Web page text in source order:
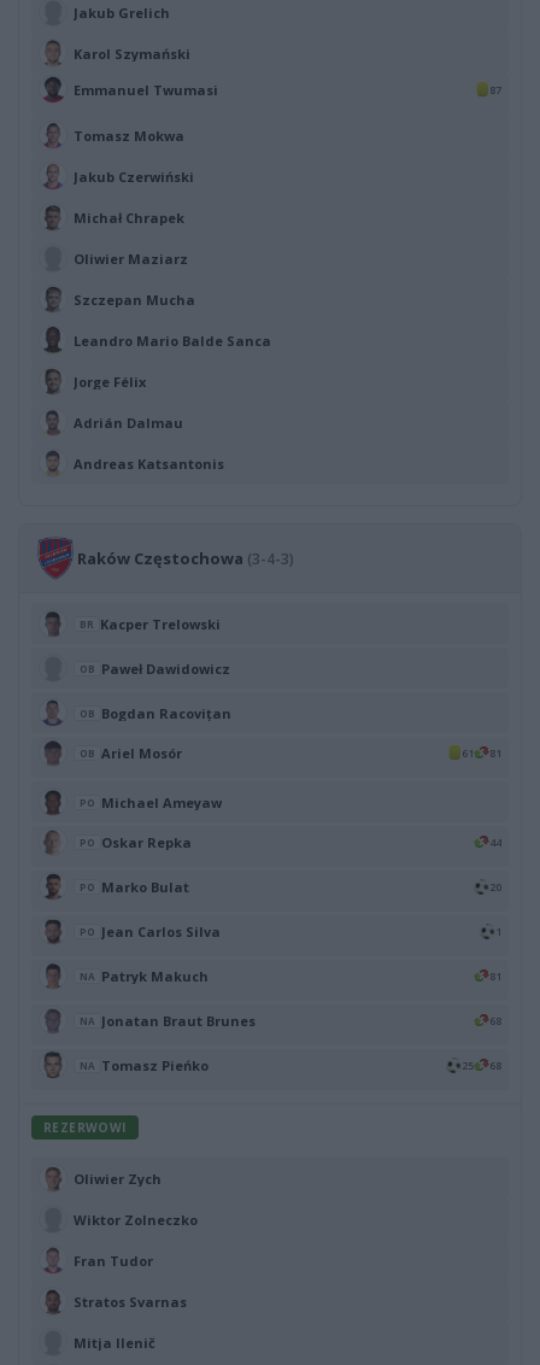
Jakub Grelich
Karol Szymański
Emmanuel Twumasi 87
Tomasz Mokwa
Jakub Czerwiński
Michał Chrapek
Oliwier Maziarz
Szczepan Mucha
Leandro Mario Balde Sanca
Jorge Félix
Adrián Dalmau
Andreas Katsantonis
Raków Częstochowa (3-4-3)
BR Kacper Trelowski
OB Paweł Dawidowicz
OB Bogdan Racovițan
OB Ariel Mosór 61 81
PO Michael Ameyaw
PO Oskar Repka 44
PO Marko Bulat 20
PO Jean Carlos Silva 1
NA Patryk Makuch 81
NA Jonatan Braut Brunes 68
NA Tomasz Pieńko 25 68
REZERWOWI
Oliwier Zych
Wiktor Zolneczko
Fran Tudor
Stratos Svarnas
Mitja Ilenič